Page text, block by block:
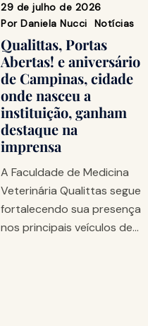
29 de julho de 2026
Por Daniela Nucci Notícias
Qualittas, Portas
Abertas! e aniversário
de Campinas, cidade
onde nasceu a
instituição, ganham
destaque na
imprensa
A Faculdade de Medicina
Veterinária Qualittas segue
fortalecendo sua presença
nos principais veículos de…